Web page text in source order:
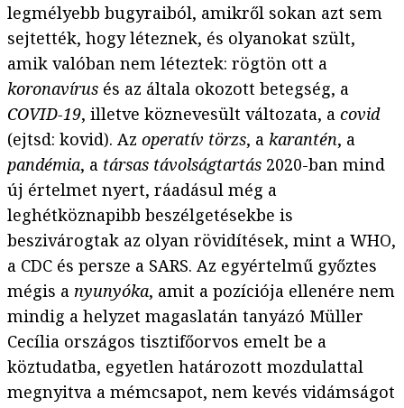
legmélyebb bugyraiból, amikről sokan azt sem
sejtették, hogy léteznek, és olyanokat szült,
amik valóban nem léteztek: rögtön ott a
koronavírus és az általa okozott betegség, a
COVID-19, illetve köznevesült változata, a covid
(ejtsd: kovid). Az operatív törzs, a karantén, a
pandémia, a társas távolságtartás 2020-ban mind
új értelmet nyert, ráadásul még a
leghétköznapibb beszélgetésekbe is
beszivárogtak az olyan rövidítések, mint a WHO,
a CDC és persze a SARS. Az egyértelmű győztes
mégis a nyunyóka, amit a pozíciója ellenére nem
mindig a helyzet magaslatán tanyázó Müller
Cecília országos tisztifőorvos emelt be a
köztudatba, egyetlen határozott mozdulattal
megnyitva a mémcsapot, nem kevés vidámságot